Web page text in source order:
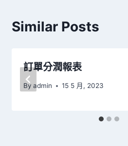
Similar Posts
訂單分潤報表
By admin 15 5 月, 2023